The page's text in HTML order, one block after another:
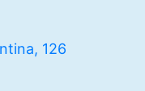
126